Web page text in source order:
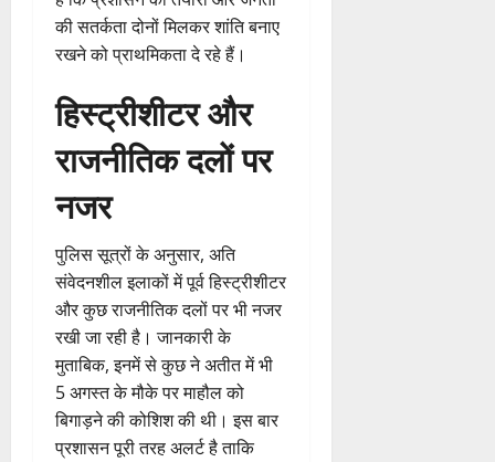
की सतर्कता दोनों मिलकर शांति बनाए
रखने को प्राथमिकता दे रहे हैं।
हिस्ट्रीशीटर और
राजनीतिक दलों पर
नजर
पुलिस सूत्रों के अनुसार, अति
संवेदनशील इलाकों में पूर्व हिस्ट्रीशीटर
और कुछ राजनीतिक दलों पर भी नजर
रखी जा रही है। जानकारी के
मुताबिक, इनमें से कुछ ने अतीत में भी
5 अगस्त के मौके पर माहौल को
बिगाड़ने की कोशिश की थी। इस बार
प्रशासन पूरी तरह अलर्ट है ताकि